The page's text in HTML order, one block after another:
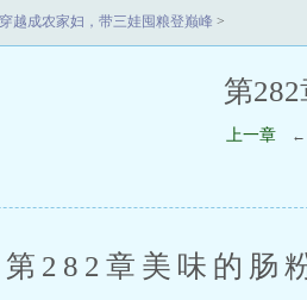
穿越成农家妇，带三娃囤粮登巅峰 >
第
上一章 ←
章美味的肠